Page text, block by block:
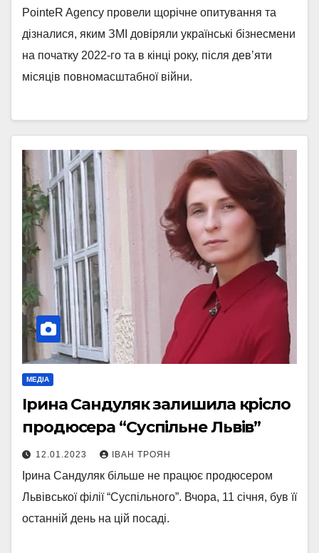
PointeR Agency провели щорічне опитування та
дізналися, яким ЗМІ довіряли українські бізнесмени
на початку 2022-го та в кінці року, після дев’яти
місяців повномасштабної війни.
МЕДІА
Ірина Сандуляк залишила крісло
продюсера “Суспільне Львів”
12.01.2023 ІВАН ТРОЯН
Ірина Сандуляк більше не працює продюсером
Львівської філії “Суспільного”. Вчора, 11 січня, був її
останній день на цій посаді.